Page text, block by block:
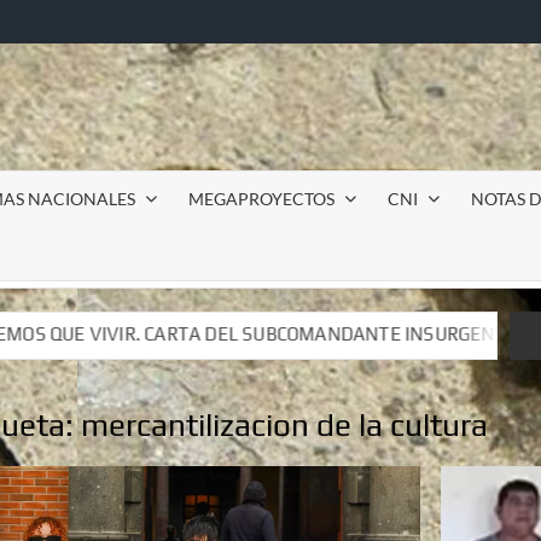
NACIONALES MEGAPROYECTOS CNI NOTAS
INSURGENTE MOISÉS A LUIS DE TAVIRA
INSURGENTE MOISÉS A LUIS DE TAVIRA
mercantilizacion de la cultura